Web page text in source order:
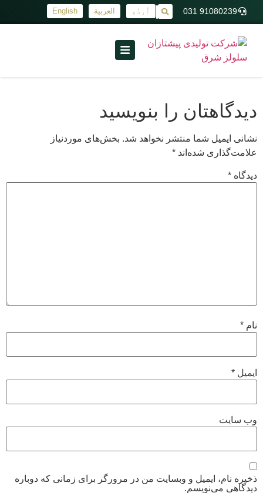
91080239 031 اُردُو العربية English
دیدگاهتان را بنویسید
نشانی ایمیل شما منتشر نخواهد شد. بخش‌های موردنیاز
علامت‌گذاری شده‌اند *
دیدگاه *
نام *
ایمیل *
وب‌ سایت
ذخیره نام، ایمیل و وبسایت من در مرورگر برای زمانی که دوباره
دیدگاهی می‌نویسم.